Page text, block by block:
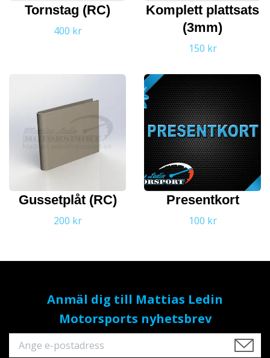
Tornstag (RC)
400 kr
Komplett plattsats
(3mm)
150 kr
Gussetplåt (RC)
200 kr
Presentkort
100 kr
Anmäl dig till Mattias Ledin
Motorsports nyhetsbrev